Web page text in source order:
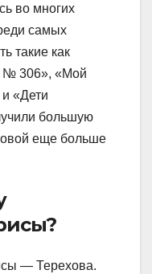
во многих
самых
такие как
№ 306», «Мой
«Дети
большую
еще больше
— Терехова.